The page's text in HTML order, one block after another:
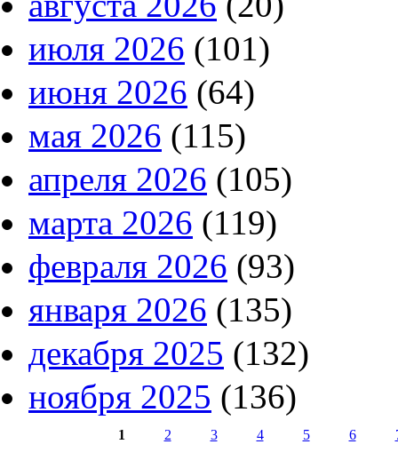
июля 2026 (101)
июня 2026 (64)
мая 2026 (115)
апреля 2026 (105)
марта 2026 (119)
февраля 2026 (93)
января 2026 (135)
декабря 2025 (132)
ноября 2025 (136)
1 2 3 4 5 6